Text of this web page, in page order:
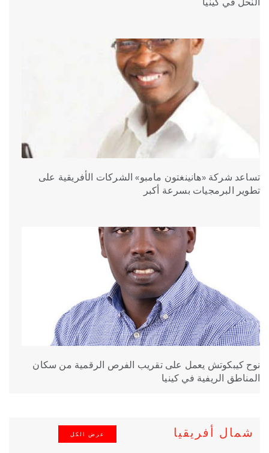
تساعد شركة «هانينغتون مامبو» الشركات الأفريقية على
تطوير البرمجيات بسرعة أكبر
نوح كيبكوتش يعمل على تقريب الفرص الرقمية من سكان
المناطق الريفية في كينيا
شمال أفريقيا عرض الكل